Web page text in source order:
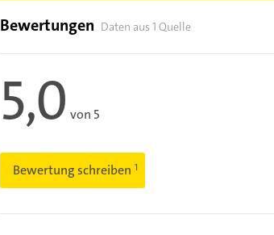
Bewertungen Daten aus 1 Quelle
5,0 von 5
Bewertung schreiben